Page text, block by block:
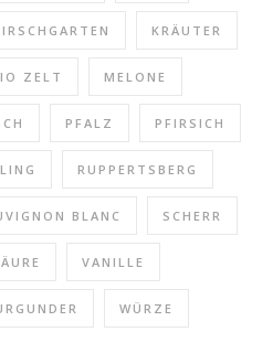
KRÄUTER
ZELT MELONE
PFALZ PFIRSICH
RUPPERTSBERG
BLANC SCHERR
VANILLE
WÜRZE